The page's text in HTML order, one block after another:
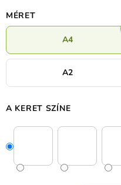
MÉRET
A4
A2
A KERET SZÍNE